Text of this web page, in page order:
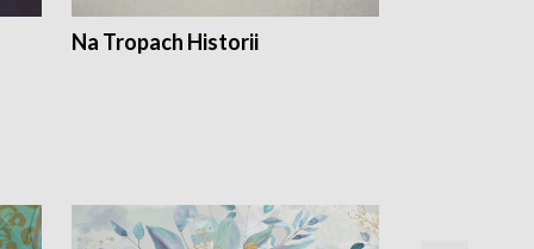
Na Tropach Historii